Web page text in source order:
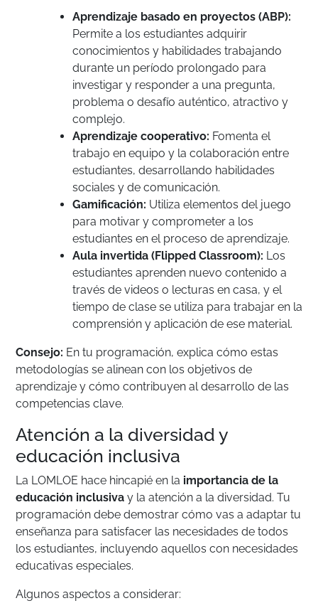
Aprendizaje basado en proyectos (ABP):
Permite a los estudiantes adquirir
conocimientos y habilidades trabajando
durante un período prolongado para
investigar y responder a una pregunta,
problema o desafío auténtico, atractivo y
complejo.
Aprendizaje cooperativo: Fomenta el
trabajo en equipo y la colaboración entre
estudiantes, desarrollando habilidades
sociales y de comunicación.
Gamificación: Utiliza elementos del juego
para motivar y comprometer a los
estudiantes en el proceso de aprendizaje.
Aula invertida (Flipped Classroom): Los
estudiantes aprenden nuevo contenido a
través de videos o lecturas en casa, y el
tiempo de clase se utiliza para trabajar en la
comprensión y aplicación de ese material.
Consejo: En tu programación, explica cómo estas
metodologías se alinean con los objetivos de
aprendizaje y cómo contribuyen al desarrollo de las
competencias clave.
Atención a la diversidad y
educación inclusiva
La LOMLOE hace hincapié en la importancia de la
educación inclusiva y la atención a la diversidad. Tu
programación debe demostrar cómo vas a adaptar tu
enseñanza para satisfacer las necesidades de todos
los estudiantes, incluyendo aquellos con necesidades
educativas especiales.
Algunos aspectos a considerar: